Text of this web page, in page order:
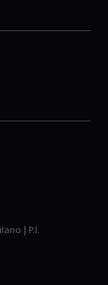
| P.I.